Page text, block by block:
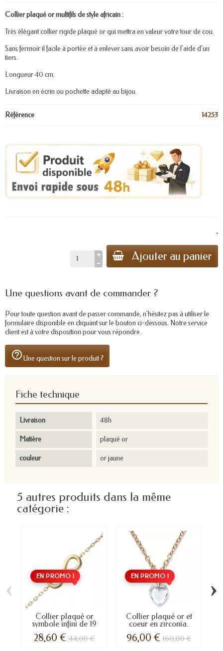
Collier plaqué or multifils de style africain :
Très élégant collier rigide plaqué or qui mettra en valeur votre tour de cou.
Sans fermoir il facile à portée et à enlever sans avoir besoin de l'aide d'un
tiers.
Longueur 40 cm.
Livraison en écrin ou pochette adapté au bijou.
Référence 14253
.
Ajouter au panier
Une questions avant de commander ?
Pour toute question avant de passer commande, n'hésitez pas à utiliser le
formulaire disponible en cliquant sur le bouton ci-dessous. Notre service
client est à votre disposition pour vous répondre.
help_outlineUne question sur le produit ?
Fiche technique
Livraison 48h
Matière plaqué or
couleur or jaune
5 autres produits dans la même
catégorie :
EN PROMO !
Collier plaqué or
symbole infini de 19
mm
28,60 € 44,00 €
EN PROMO !
Collier plaqué or et
coeur en zirconia.
96,00 € 160,00 €
‹ ›